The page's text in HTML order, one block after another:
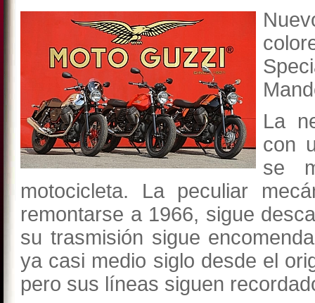
La
con
se
motocicleta. La peculiar
remontarse a 1966, sigue
su trasmisión sigue
ya casi medio siglo desde el
pero sus líneas siguen